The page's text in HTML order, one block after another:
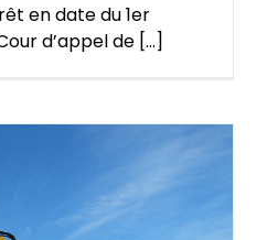
en date du 1er
d’appel de [...]